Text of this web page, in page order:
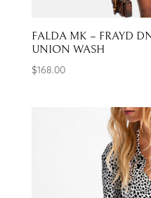
FALDA MK – FRAYD
UNION WASH
$168.00